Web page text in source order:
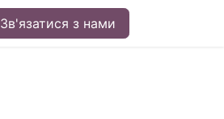
Зв'язатися з нами